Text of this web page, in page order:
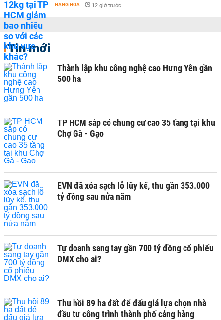
HÀNG HÓA - 12 giờ trước
Tin mới
Thành lập khu công nghệ cao Hưng Yên gần
500 ha
TP HCM sắp có chung cư cao 35 tầng tại khu
Chợ Gà - Gạo
EVN đã xóa sạch lỗ lũy kế, thu gần 353.000
tỷ đồng sau nửa năm
Tự doanh sang tay gần 700 tỷ đồng cổ phiếu
DMX cho ai?
Thu hồi 89 ha đất để đấu giá lựa chọn nhà
đầu tư công trình thành phố cảng hàng